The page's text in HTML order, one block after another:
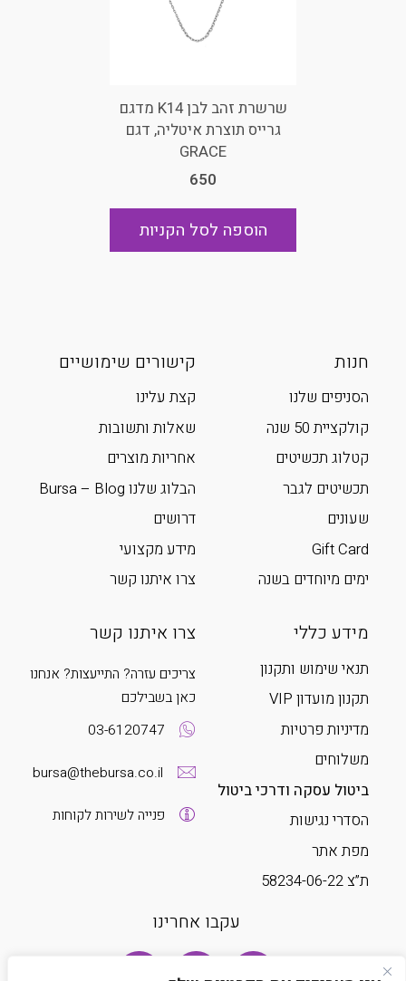
שרשרת זהב לבן K14 מדגם
גרייס תוצרת איטליה, דגם
GRACE
650
הוספה לסל הקניות
חנות
הסניפים שלנו
קולקציית 50 שנה
קטלוג תכשיטים
תכשיטים לגבר
שעונים
Gift Card
ימים מיוחדים בשנה
קישורים שימושיים
קצת עלינו
שאלות ותשובות
אחריות מוצרים
הבלוג שלנו Bursa – Blog
דרושים
מידע מקצועי
צרו איתנו קשר
מידע כללי
תנאי שימוש ותקנון
תקנון מועדון VIP
מדיניות פרטיות
משלוחים
ביטול עסקה ודרכי ביטול
הסדרי נגישות
מפת אתר
ת”צ 58234-06-22
צרו איתנו קשר
צריכים עזרה? התייעצות? אנחנו
כאן בשבילכם
03-6120747
bursa@thebursa.co.il
פנייה לשירות לקוחות
עקבו אחרינו